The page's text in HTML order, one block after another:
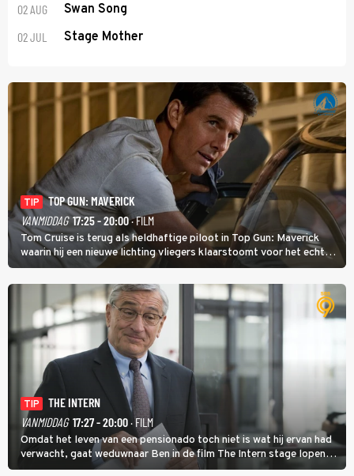
02 AUG Swan Song
02 JUL Stage Mother
TIP
TOP GUN: MAVERICK
VANMIDDAG 17:25 - 20:00· FILM
Tom Cruise is terug als heldhaftige piloot in Top Gun: Maverick
waarin hij een nieuwe lichting vliegers klaarstoomt voor het echte
werk.
TIP
THE INTERN
VANMIDDAG 17:27 - 20:00· FILM
Omdat het leven van een pensionado toch niet is wat hij ervan had
verwacht, gaat weduwnaar Ben in de film The Intern stage lopen
bij de hippe webwinkel van Jules, wat een gouden zet blijkt te zijn.